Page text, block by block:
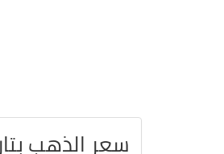
سعر الذهب بتاريخ 05-07-2025 في